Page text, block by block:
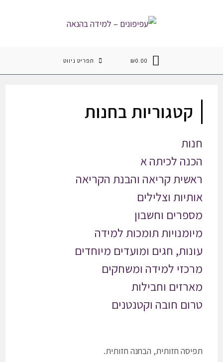
₪0.00 תפריט ניווט
קטגוריות בחנות
חנות
הכנה לכיתה א
ראשית קריאה והבנת הקריאה
אותיות וצלילים
מספרים וחשבון
מיומנויות תומכות למידה
עונות, חגים ומועדים מיוחדים
מרכזי למידה ומשחקים
מארזים וחבילות
טרום חובה וקטנטנים
תפיסה חזותית, הבחנה חזותית.